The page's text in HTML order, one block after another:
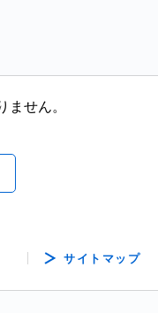
せん。
サイトマップ